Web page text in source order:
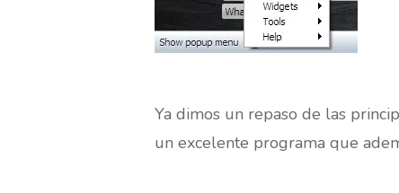
Ya dimos un repaso de las
un excelente programa que